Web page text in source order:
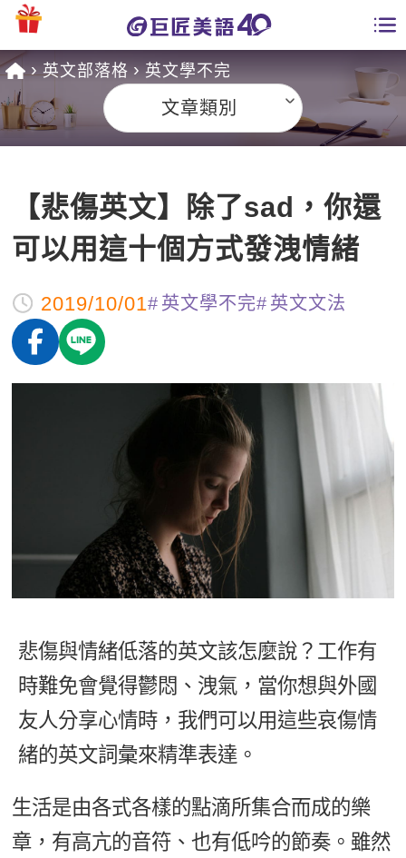
課程總覽
英文課程總表
英文會話
商用英文
英文檢定
TOEIC 多益課程
IELTS 雅思課程
GEPT 全民英檢課程
TOEFL 托福課程
自然發音
開口溜英文
旅遊英文
基礎字彙
情境閱讀
英文文法技巧
英文寫作
Cengage TED Talks
CNN聽力強化
新聞英文
英語俱樂部
ECAM
Let's Talk
韓語
外語即時通
兒童美語
一對一家教
點讀筆教材
數位學習教材
全國分校
英文部落格
師資團隊
學習分享
學員專區
Recruiting
英文部落格 英文學不完
文章類別
【悲傷英文】除了sad，你還
可以用這十個方式發洩情緒
2019/10/01 英文學不完 英文文法
悲傷與情緒低落的英文該怎麼說？工作有
時難免會覺得鬱悶、洩氣，當你想與外國
友人分享心情時，我們可以用這些哀傷情
緒的英文詞彙來精準表達。
生活是由各式各樣的點滴所集合而成的樂
章，有高亢的音符、也有低吟的節奏。雖然